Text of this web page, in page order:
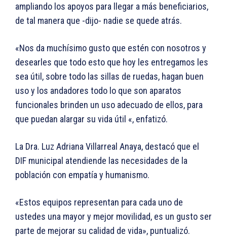
ampliando los apoyos para llegar a más beneficiarios,
de tal manera que -dijo- nadie se quede atrás.
«Nos da muchísimo gusto que estén con nosotros y
desearles que todo esto que hoy les entregamos les
sea útil, sobre todo las sillas de ruedas, hagan buen
uso y los andadores todo lo que son aparatos
funcionales brinden un uso adecuado de ellos, para
que puedan alargar su vida útil «, enfatizó.
La Dra. Luz Adriana Villarreal Anaya, destacó que el
DIF municipal atendiende las necesidades de la
población con empatía y humanismo.
«Estos equipos representan para cada uno de
ustedes una mayor y mejor movilidad, es un gusto ser
parte de mejorar su calidad de vida», puntualizó.